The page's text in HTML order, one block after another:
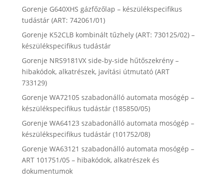
Gorenje G640XHS gázfőzőlap – készülékspecifikus
tudástár (ART: 742061/01)
Gorenje K52CLB kombinált tűzhely (ART: 730125/02) –
készülékspecifikus tudástár
Gorenje NRS9181VX side-by-side hűtőszekrény –
hibakódok, alkatrészek, javítási útmutató (ART
733129)
Gorenje WA72105 szabadonálló automata mosógép –
készülékspecifikus tudástár (185850/05)
Gorenje WA64123 szabadonálló automata mosógép –
készülékspecifikus tudástár (101752/08)
Gorenje WA63121 szabadonálló automata mosógép –
ART 101751/05 – hibakódok, alkatrészek és
dokumentumok